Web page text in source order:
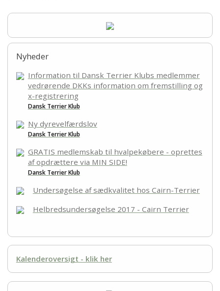
Nyheder
Information til Dansk Terrier Klubs medlemmer
vedrørende DKKs information om fremstilling og
x-registrering
Dansk Terrier Klub
Ny dyrevelfærdslov
Dansk Terrier Klub
GRATIS medlemskab til hvalpekøbere - oprettes
af opdrættere via MIN SIDE!
Dansk Terrier Klub
Undersøgelse af sædkvalitet hos Cairn-Terrier
Helbredsundersøgelse 2017 - Cairn Terrier
Kalenderoversigt - klik her